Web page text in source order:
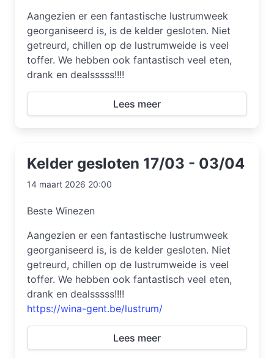
Aangezien er een fantastische lustrumweek
georganiseerd is, is de kelder gesloten. Niet
getreurd, chillen op de lustrumweide is veel
toffer. We hebben ook fantastisch veel eten,
drank en dealsssss!!!!
Lees meer
Kelder gesloten 17/03 - 03/04
14 maart 2026 20:00
Beste Winezen
Aangezien er een fantastische lustrumweek
georganiseerd is, is de kelder gesloten. Niet
getreurd, chillen op de lustrumweide is veel
toffer. We hebben ook fantastisch veel eten,
drank en dealsssss!!!!
https://wina-gent.be/lustrum/
Lees meer